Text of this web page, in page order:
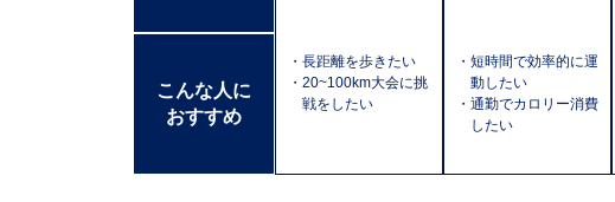
・長距離を歩きたい
・20~100km大会に挑
戦をしたい
・短時間で効率的に運
動したい
・通勤でカロリー消費
したい
こんな人に
おすすめ